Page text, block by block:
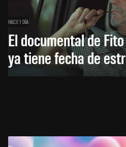
HACE 1 DÍA
El documental de
ya tiene fecha de